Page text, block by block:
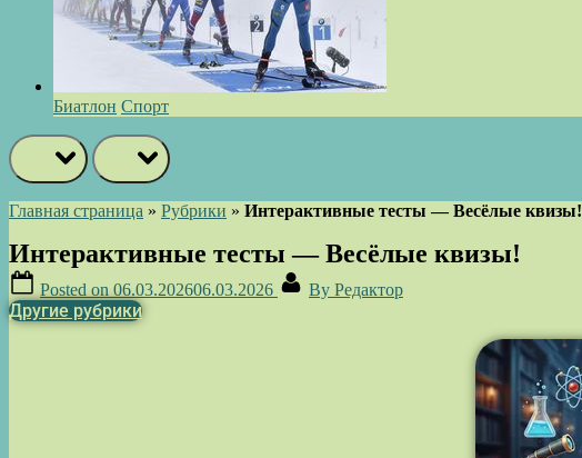
Биатлон Спорт
Главная страница » Рубрики » Интерактивные тесты — Весёлые квизы!
Интерактивные тесты — Весёлые квизы!
Posted on 06.03.202606.03.2026 By Редактор
Другие рубрики